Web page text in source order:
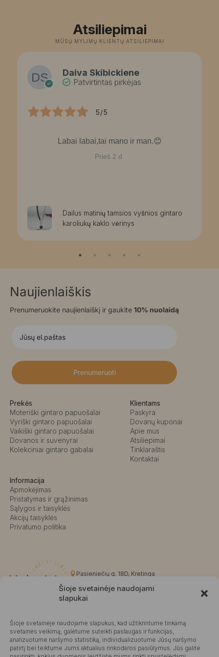
Šioje svetainėje naudojami
slapukai
Šioje svetainėje naudojame slapukus, kad užtikrintume tinkamą
svetainės veikimą, galėtume suteikti paslaugas ir funkcijas,
analizuotume naršymo statistiką, individualizuotume Jūsų naršymo
patirtį bei teiktume Jums aktualius rinkodaros pasiūlymus. Jūs galite
Atsiliepimai
MŪSŲ MYLIMŲ KLIENTŲ ATSILIEPIMAI
Daiva Skibickiene
Patvirtintas pirkėjas
5/5
Labai labai,tai mano ir man.😊
Prieš 2 d.
Dailus matinių tamsios vyšnios gintaro
karoliukų kaklo vėrinys
Naujienlaiškis
Prenumeruokite naujienlaiškį ir gaukite 10% nuolaidą
Prenumeruoti
Prekės
Moteriški gintaro papuošalai
Vyriški gintaro papuošalai
Vaikiški gintaro papuošalai
Dovanos ir suvenyrai
Kolekciniai gintaro gabalai
Klientams
Paskyra
Dovanų kuponai
Apie mus
Atsiliepimai
Tinklaraštis
Kontaktai
Informacija
Apmokėjimas
Pristatymas ir grąžinimas
Sąlygos ir taisyklės
Akcijų taisyklės
Privatumo politika
Pasieniečių g. 18D, Kretinga
info@kalvaite.lt
Kalvaitė
Produktų įvertinimas 4.99 / 5 Atsiliepimai